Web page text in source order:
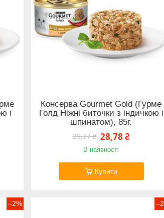
і
Консерва Gourmet Gold (Гурме
Голд Ніжні биточки з індичкою і
шпинатом), 85г.
29,37 ₴ 28,78 ₴
В наявності
Купити
–2%